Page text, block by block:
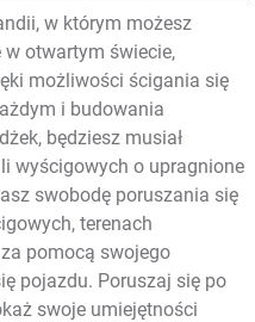
w którym możesz
otwartym świecie,
możliwości ścigania się
i budowania
będziesz musiał
wyścigowych o upragnione
swobodę poruszania się
terenach
pomocą swojego
pojazdu. Poruszaj się po
swoje umiejętności